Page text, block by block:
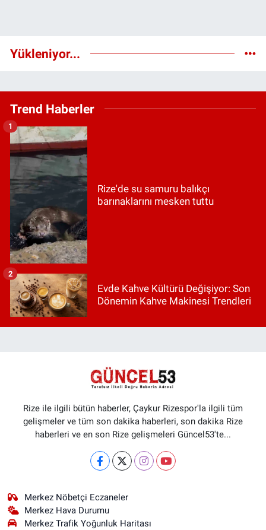
Yükleniyor...
Trend Haberler
Rize'de su samuru balıkçı
barınaklarını mesken tuttu
1
Evde Kahve Kültürü Değişiyor: Son
Dönemin Kahve Makinesi Trendleri
2
Rize ile ilgili bütün haberler, Çaykur Rizespor'la ilgili tüm
gelişmeler ve tüm son dakika haberleri, son dakika Rize
haberleri ve en son Rize gelişmeleri Güncel53'te...
Merkez Nöbetçi Eczaneler
Merkez Hava Durumu
Merkez Trafik Yoğunluk Haritası